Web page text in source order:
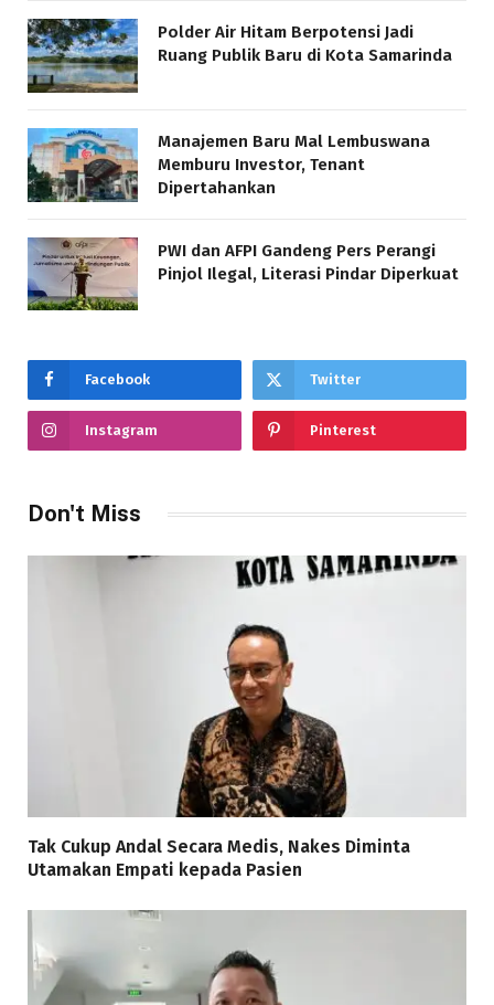
Polder Air Hitam Berpotensi Jadi
Ruang Publik Baru di Kota Samarinda
Manajemen Baru Mal Lembuswana
Memburu Investor, Tenant
Dipertahankan
PWI dan AFPI Gandeng Pers Perangi
Pinjol Ilegal, Literasi Pindar Diperkuat
Facebook Twitter
Instagram Pinterest
Don't Miss
Tak Cukup Andal Secara Medis, Nakes Diminta
Utamakan Empati kepada Pasien